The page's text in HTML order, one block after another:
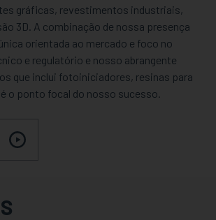
gráficas, revestimentos industriais,
3D. A combinação de nossa presença
orientada ao mercado e foco no
e regulatório e nosso abrangente
que inclui fotoiniciadores, resinas para
o ponto focal do nosso sucesso.